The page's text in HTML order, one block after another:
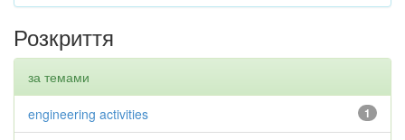
Розкриття
за темами
1
engineering activities